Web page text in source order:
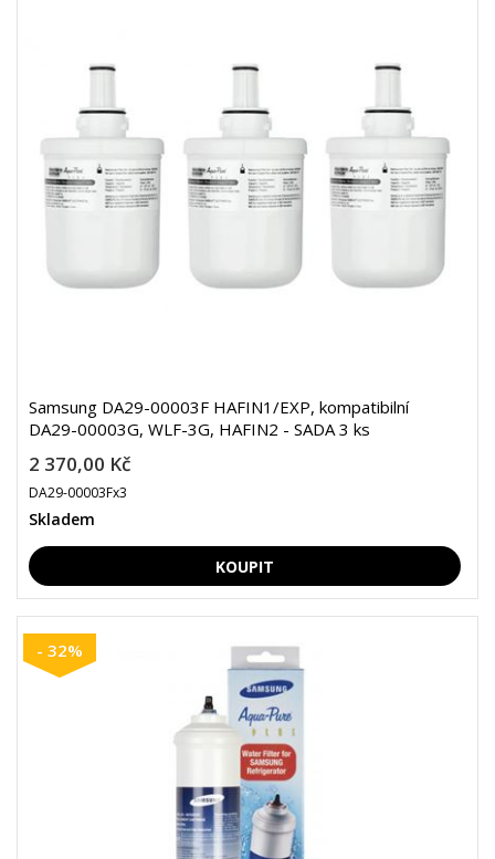
Samsung DA29-00003F HAFIN1/EXP, kompatibilní
DA29-00003G, WLF-3G, HAFIN2 - SADA 3 ks
2 370,00 Kč
DA29-00003Fx3
Skladem
- 32%